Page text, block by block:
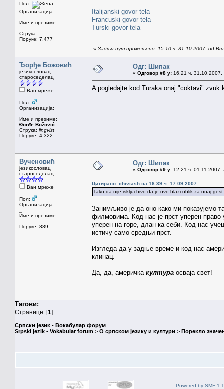
Пол:
Организација:
Име и презиме:
Струка:
Поруке: 7.477
Italijanski govor tela
Francuski govor tela
Turski govor tela
« Задњи пут промењено: 15.10 ч. 31.10.2007. од
Ђорђе Божовић
језикословац
староседелац
Ван мреже
Пол:
Организација:
Име и презиме:
Đorđe Božović
Струка: lingvist
Поруке: 4.322
Одг: Шипак
« Одговор #8 у: 16.21 ч. 31.10.2007.
A pogledajte kod Turaka onaj "coktavi"
Вученовић
језикословац
староседелац
Ван мреже
Пол:
Организација:
Име и презиме:
Поруке: 889
Одг: Шипак
« Одговор #9 у: 12.21 ч. 01.11.2007.
Цитирано: chiviash на 16.39 ч. 17.09.2007.
Tako da nije iskljuchivo da je ovo blazi oblik za onaj
Занимљиво је да оно како ми показујемо
филмовима. Код нас је прст уперен право
уперен на горе, длан ка себи. Код нас
истичу само средњи прст.
Изгледа да у задње време и код нас
клинац.
Да, да, америчка култура осваја свет!
Тагови:
Странице: [1]
Српски језик - Вокабулар форум
Srpski jezik - Vokabular forum > О српском језику и култури > Порекло
Powered by SMF